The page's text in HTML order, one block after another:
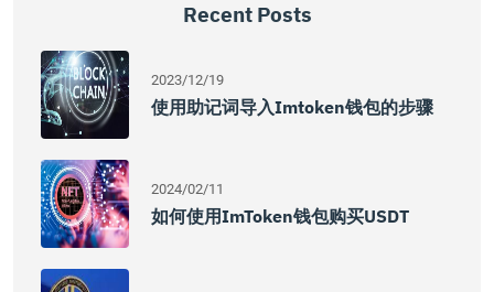
Recent Posts
2023/12/19
使用助记词导入imtoken钱包的步骤
2024/02/11
如何使用imToken钱包购买USDT